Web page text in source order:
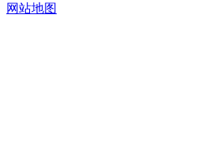
网站地图